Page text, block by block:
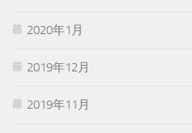
2020年1月
2019年12月
2019年11月